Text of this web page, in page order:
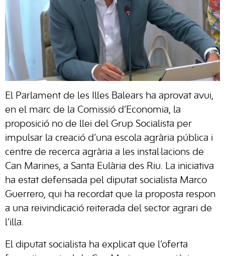
El Parlament de les Illes Balears ha aprovat avui,
en el marc de la Comissió d’Economia, la
proposició no de llei del Grup Socialista per
impulsar la creació d’una escola agrària pública i
centre de recerca agrària a les instal·lacions de
Can Marines, a Santa Eulària des Riu. La iniciativa
ha estat defensada pel diputat socialista Marco
Guerrero, qui ha recordat que la proposta respon
a una reivindicació reiterada del sector agrari de
l’illa.
El diputat socialista ha explicat que l’oferta